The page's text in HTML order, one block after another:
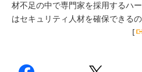
材不足の中で専門家を採用するハ
はセキュリティ人材を確保できる
[